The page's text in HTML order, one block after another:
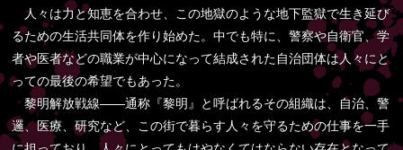
人々は力と知恵を合わせ、この地獄のような地下監獄で生き延び
るための生活共同体を作り始めた。中でも特に、警察や自衛官、学
者や医者などの職業が中心になって結成された自治団体は人々にと
っての最後の希望でもあった。
黎明解放戦線――通称『黎明』と呼ばれるその組織は、自治、警
邏、医療、研究など、この街で暮らす人々を守るための仕事を一手